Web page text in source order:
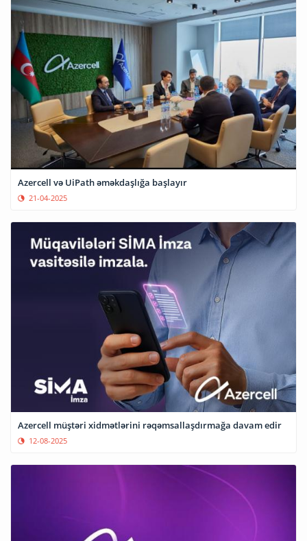
Azercell və UiPath əməkdaşlığa başlayır
21-04-2025
Azercell müştəri xidmətlərini rəqəmsallaşdırmağa davam edir
12-08-2025